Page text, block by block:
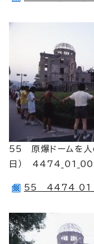
55 原爆ドームを人
日）
55